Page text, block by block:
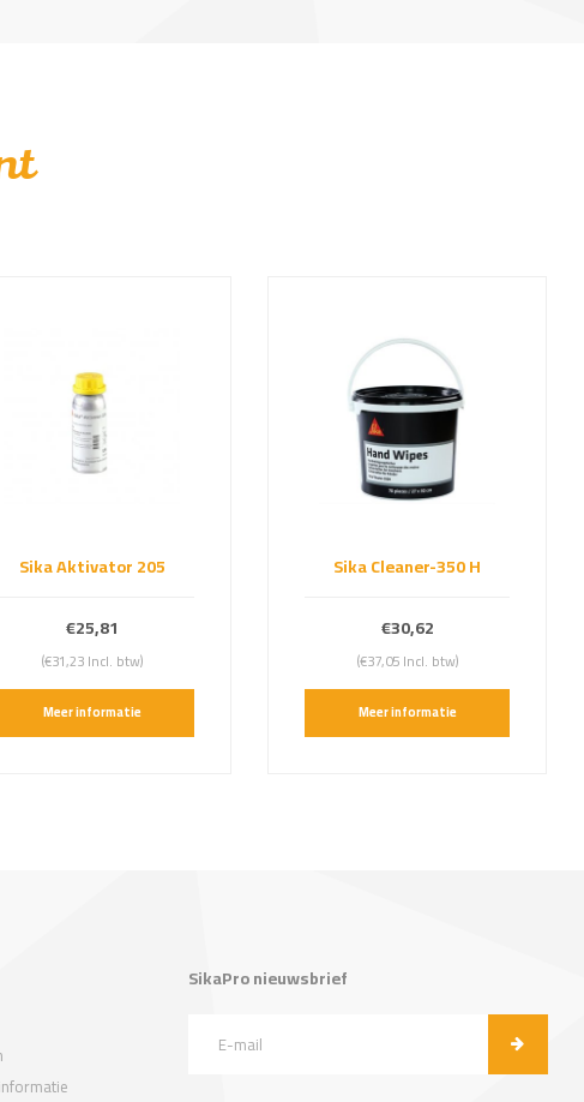
Sika Aktivator 205
€25,81
(€31,23 Incl. btw)
Meer informatie
Sika Cleaner-350 H
€30,62
(€37,05 Incl. btw)
Meer informatie
SikaPro nieuwsbrief